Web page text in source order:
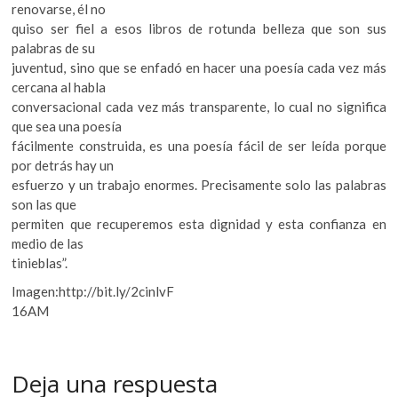
renovarse, él no
quiso ser fiel a esos libros de rotunda belleza que son sus
palabras de su
juventud, sino que se enfadó en hacer una poesía cada vez más
cercana al habla
conversacional cada vez más transparente, lo cual no significa
que sea una poesía
fácilmente construida, es una poesía fácil de ser leída porque
por detrás hay un
esfuerzo y un trabajo enormes. Precisamente solo las palabras
son las que
permiten que recuperemos esta dignidad y esta confianza en
medio de las
tinieblas”.
Imagen:http://bit.ly/2cinlvF
16AM
Deja una respuesta